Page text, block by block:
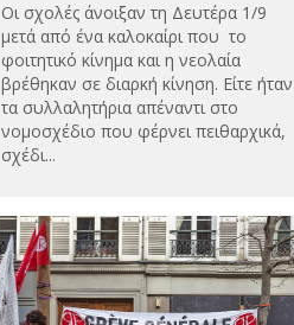
Οι σχολές άνοιξαν τη Δευτέρα 1/9
μετά από ένα καλοκαίρι που το
φοιτητικό κίνημα και η νεολαία
βρέθηκαν σε διαρκή κίνηση. Είτε ήταν
τα συλλαλητήρια απέναντι στο
νομοσχέδιο που φέρνει πειθαρχικά,
σχέδι...